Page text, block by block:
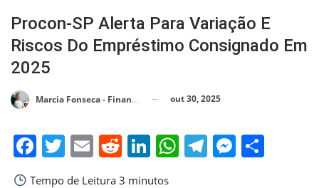
Procon-SP Alerta Para Variação E
Riscos Do Empréstimo Consignado Em
2025
Marcia Fonseca - Financial Consultant out 30, 2025
Facebook
Twitter
EmailReddit
LinkedIn
WhatsApp
Telegram
Tempo de Leitura 3 minutos